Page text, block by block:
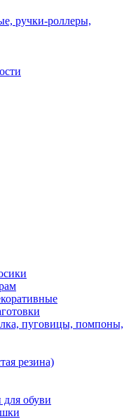
ручки-роллеры,
пуговицы, помпоны,
резина)
обуви